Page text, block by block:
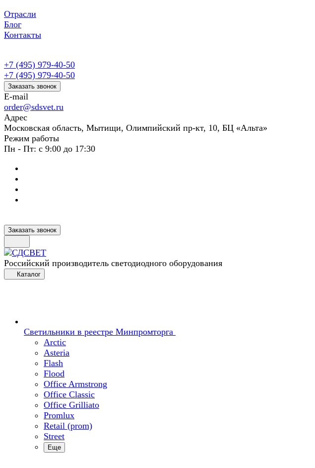
Отрасли
Блог
Контакты
+7 (495) 979-40-50
+7 (495) 979-40-50
Заказать звонок
E-mail
order@sdsvet.ru
Адрес
Московская область, Мытищи, Олимпийский пр-кт, 10, БЦ «Альта»
Режим работы
Пн - Пт: с 9:00 до 17:30
Заказать звонок
Российский производитель светодиодного оборудования
Каталог
Светильники в реестре Минпромторга
Arctic
Asteria
Flash
Flood
Office Armstrong
Office Classic
Office Grilliato
Promlux
Retail (prom)
Street
Еще